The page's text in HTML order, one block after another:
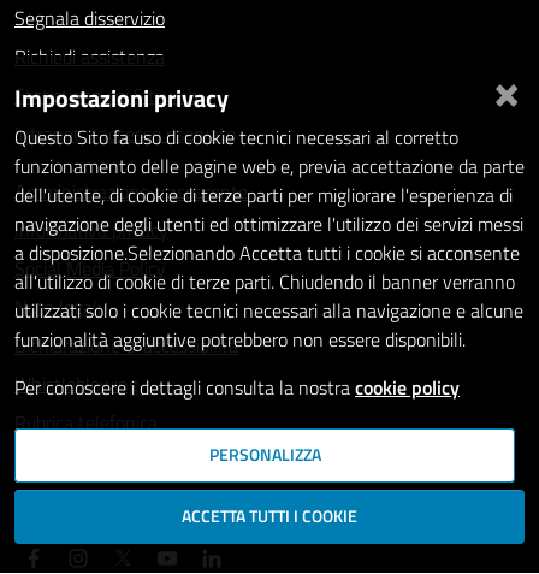
Segnala disservizio
Richiedi assistenza
Statistiche dei Siti web
Intranet - accesso riservato
Amministrazione trasparente
Informativa privacy
Social Media Policy
Note legali
Dichiarazione di accessibilità
Whistleblowing
Rubrica telefonica
SEGUICI SU
×
Impostazioni privacy
Questo Sito fa uso di cookie tecnici necessari al corretto
funzionamento delle pagine web e, previa accettazione da parte
dell'utente, di cookie di terze parti per migliorare l'esperienza di
navigazione degli utenti ed ottimizzare l'utilizzo dei servizi messi
a disposizione.Selezionando Accetta tutti i cookie si acconsente
all'utilizzo di cookie di terze parti. Chiudendo il banner verranno
utilizzati solo i cookie tecnici necessari alla navigazione e alcune
funzionalità aggiuntive potrebbero non essere disponibili.
Per conoscere i dettagli consulta la nostracookie policy
PERSONALIZZA
ACCETTA TUTTI I COOKIE